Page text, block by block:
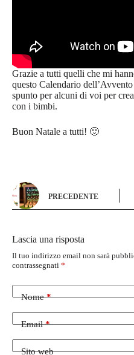
Grazie a tutti quelli che mi
questo Calendario
spunto per alcuni di voi per
con i bimbi.
Buon Natale a tutti! 🙂
PRECEDENTE
Lascia una risposta
Il tuo indirizzo email non sarà
contrassegnati *
Nome*
Email*
Sito web